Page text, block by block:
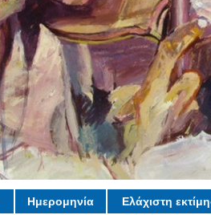
Ημερομηνία Ελάχιστη